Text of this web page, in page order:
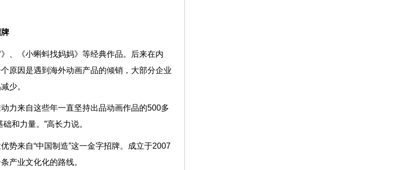
招牌
、《小蝌蚪找妈妈》等经典作品。后来在内
原因是遇到海外动画产品的倾销，大部分企业
品减少。
力来自这些年一直坚持出品动画作品的500多
础和力量。”高长力说。
势来自“中国制造”这一金字招牌。成立于2007
条产业文化化的路线。